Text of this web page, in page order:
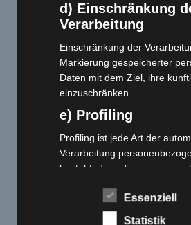
d) Einschränkung
Verarbeitung
Einschränkung der
Markierung gespeicherter
Daten mit dem Ziel, ihre
einzuschränken.
e) Profiling
Profiling ist jede Art der
Verarbeitung
besteht, dass diese
Aspekte, die sich auf eine
beziehen, zu bewerten,
Essenziell
Statistik